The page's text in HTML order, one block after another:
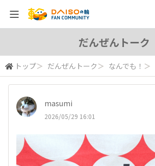
だんぜんトーク
トップ＞ だんぜんトーク ＞ なんでも！ ＞
masumi
2026/05/29 16:01